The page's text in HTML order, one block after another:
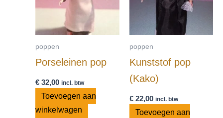
poppen
Porseleinen pop
€ 32,00 incl. btw
Toevoegen aan
winkelwagen
poppen
Kunststof pop
(Kako)
€22,00 incl. btw
Toevoegen aan